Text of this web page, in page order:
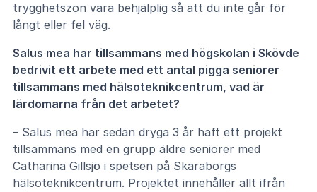
trygghetszon vara behjälplig så att du inte går för
långt eller fel väg.
Salus mea har tillsammans med högskolan i Skövde
bedrivit ett arbete med ett antal pigga seniorer
tillsammans med hälsoteknikcentrum, vad är
lärdomarna från det arbetet?
– Salus mea har sedan dryga 3 år haft ett projekt
tillsammans med en grupp äldre seniorer med
Catharina Gillsjö i spetsen på Skaraborgs
hälsoteknikcentrum. Projektet innehåller allt ifrån